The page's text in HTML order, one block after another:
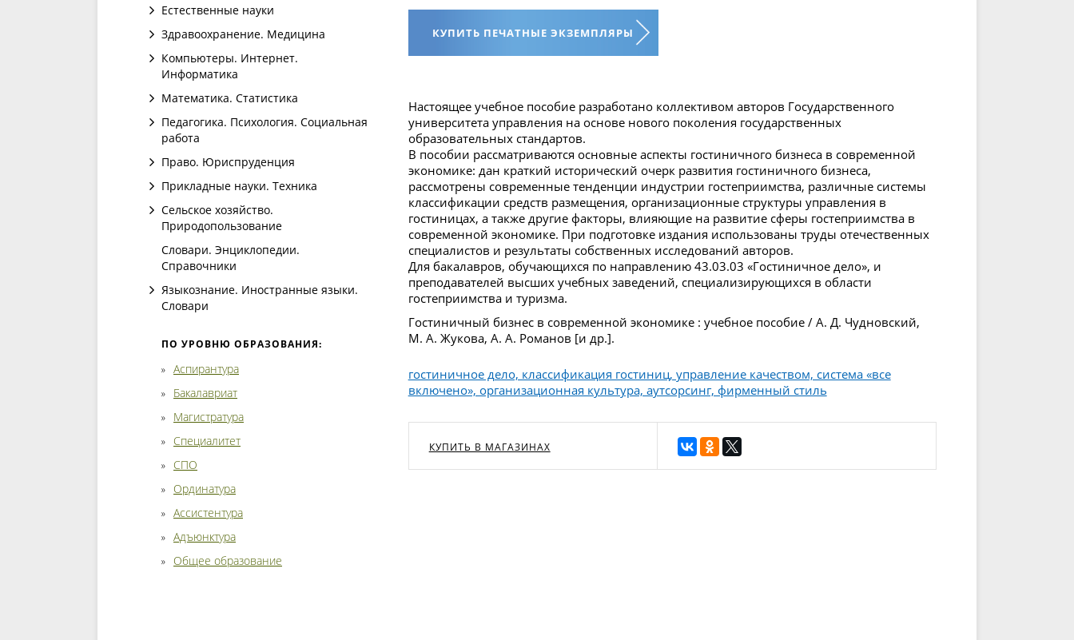
Естественные науки
Здравоохранение. Медицина
Компьютеры. Интернет.
Информатика
Математика. Статистика
Педагогика. Психология. Социальная
работа
Право. Юриспруденция
Прикладные науки. Техника
Сельское хозяйство.
Природопользование
Словари. Энциклопедии.
Справочники
Языкознание. Иностранные языки.
Словари
ПО УРОВНЮ ОБРАЗОВАНИЯ:
Аспирантура
Бакалавриат
Магистратура
Специалитет
СПО
Ординатура
Ассистентура
Адъюнктура
Общее образование
КУПИТЬ ПЕЧАТНЫЕ ЭКЗЕМПЛЯРЫ
Настоящее учебное пособие разработано коллективом авторов Государственного
университета управления на основе нового поколения государственных
образовательных стандартов.
В пособии рассматриваются основные аспекты гостиничного бизнеса в современной
экономике: дан краткий исторический очерк развития гостиничного бизнеса,
рассмотрены современные тенденции индустрии гостеприимства, различные системы
классификации средств размещения, организационные структуры управления в
гостиницах, а также другие факторы, влияющие на развитие сферы гостеприимства в
современной экономике. При подготовке издания использованы труды отечественных
специалистов и результаты собственных исследований авторов.
Для бакалавров, обучающихся по направлению 43.03.03 «Гостиничное дело», и
преподавателей высших учебных заведений, специализирующихся в области
гостеприимства и туризма.
Гостиничный бизнес в современной экономике : учебное пособие / А. Д. Чудновский,
М. А. Жукова, А. А. Романов [и др.].
гостиничное дело, классификация гостиниц, управление качеством, система «все
включено», организационная культура, аутсорсинг, фирменный стиль
КУПИТЬ В МАГАЗИНАХ